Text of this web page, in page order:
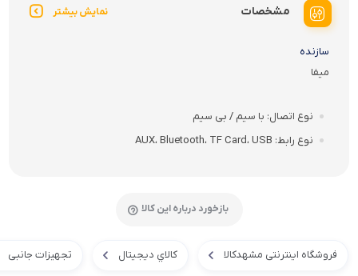
مشخصات نمایش بیشتر
سازنده
میفا
نوع اتصال با سیم / بی سیم
نوع رابط AUX، Bluetooth، TF Card، USB
بازخورد درباره این کالا
فروشگاه اینترنتی مشهدکالا کالاي ديجيتال تجهیزات جانبی